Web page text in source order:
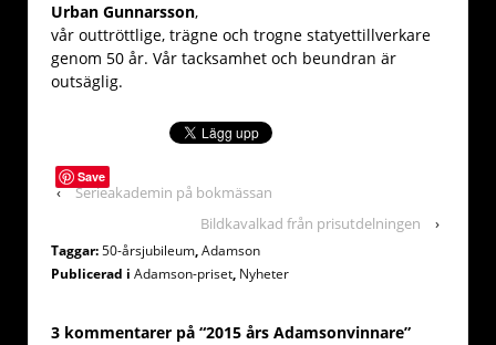
Urban Gunnarsson,
vår outtröttlige, trägne och trogne statyettillverkare
genom 50 år. Vår tacksamhet och beundran är
outsäglig.
Save
‹ Serieakademin på bokmässan
Bildkavalkad från prisutdelningen
›
Taggar:50-årsjubileum,Adamson
Publicerad i Adamson-priset, Nyheter
3 kommentarer på “2015 års Adamsonvinnare”